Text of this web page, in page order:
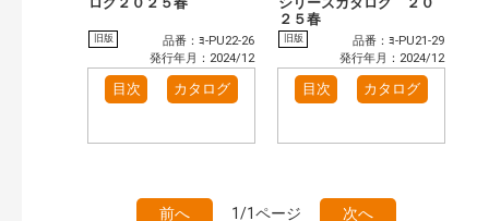
旧版
品番：ﾖ-PU22-26
発行年月：2024/12
目次 カタログ
２５春
旧版
品番：ﾖ-PU21-29
発行年月：2024/12
目次 カタログ
前へ 1/1ページ 次へ